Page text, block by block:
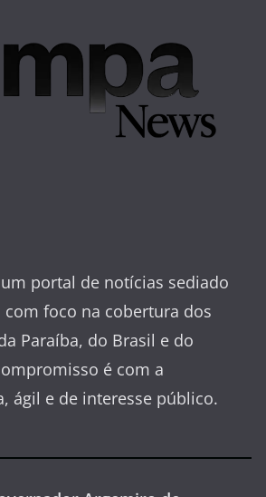
portal de notícias sediado
com foco na cobertura dos
Paraíba, do Brasil e do
é com a
ágil e de interesse público.